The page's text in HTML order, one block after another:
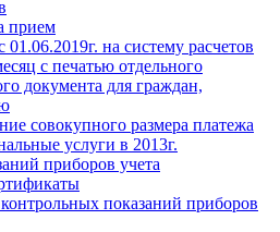
прием
01.06.2019г. на систему расчетов
с печатью отдельного
документа для граждан,
совокупного размера платежа
услуги в 2013г.
приборов учета
показаний приборов